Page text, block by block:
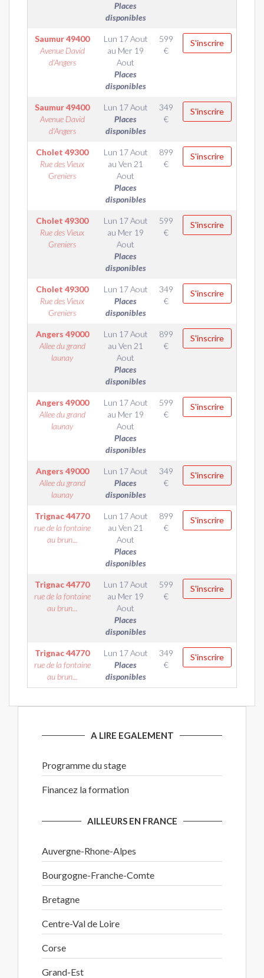
Places
disponibles
Saumur49400
Avenue David
d'Angers
Lun 17 Aout
au Mer 19
Aout
Places
disponibles
599
€
S'inscrire
Saumur49400
Avenue David
d'Angers
Lun 17 Aout
Places
disponibles
349
€
S'inscrire
Cholet 49300
Rue des Vieux
Greniers
Lun 17 Aout
au Ven 21
Aout
Places
disponibles
899
€
S'inscrire
Cholet 49300
Rue des Vieux
Greniers
Lun 17 Aout
au Mer 19
Aout
Places
disponibles
599
€
S'inscrire
Cholet 49300
Rue des Vieux
Greniers
Lun 17 Aout
Places
disponibles
349
€
S'inscrire
Angers 49000
Allee du grand
launay
Lun 17 Aout
au Ven 21
Aout
Places
disponibles
899
€
S'inscrire
Angers 49000
Allee du grand
launay
Lun 17 Aout
au Mer 19
Aout
Places
disponibles
599
€
S'inscrire
Angers 49000
Allee du grand
launay
Lun 17 Aout
Places
disponibles
349
€
S'inscrire
Trignac44770
rue de la fontaine
au brun...
Lun 17 Aout
au Ven 21
Aout
Places
disponibles
899
€
S'inscrire
Trignac44770
rue de la fontaine
au brun...
Lun 17 Aout
au Mer 19
Aout
Places
disponibles
599
€
S'inscrire
Trignac44770
rue de la fontaine
au brun...
Lun 17 Aout
Places
disponibles
349
€
S'inscrire
A LIRE EGALEMENT
Programme du stage
Financez la formation
AILLEURS EN FRANCE
Auvergne-Rhone-Alpes
Bourgogne-Franche-Comte
Bretagne
Centre-Val de Loire
Corse
Grand-Est